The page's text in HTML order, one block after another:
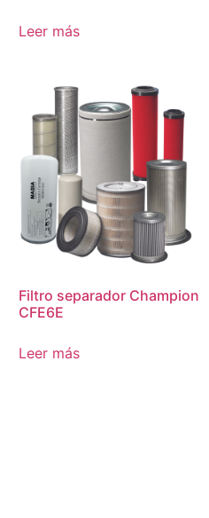
Leer más
Filtro separador Champion
CFE6E
Leer más